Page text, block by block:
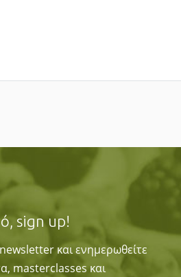
sign up!
και ενημερωθείτε
masterclasses και